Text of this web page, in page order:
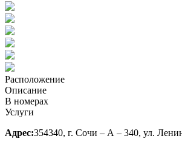
Расположение
Описание
В номерах
Услуги
Адрес:354340, г. Сочи – А – 340, ул.